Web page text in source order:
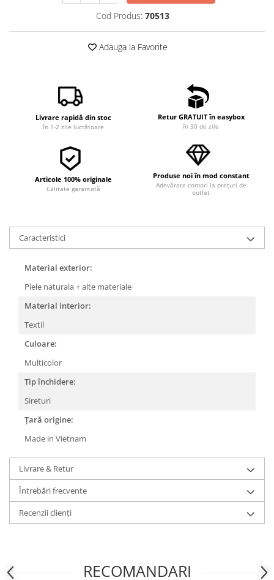
Cod Produs: 70513
Adauga la Favorite
Livrare rapidă din stoc
în 1-2 zile lucrătoare
Retur GRATUIT în easybox
în 30 de zile
Articole 100% originale
Calitate garantată
Produse noi în mod constant
Adevărate comori la prețuri de
outlet
Caracteristici
Material exterior:
Piele naturala + alte materiale
Material interior:
Textil
Culoare:
Multicolor
Tip închidere:
Sireturi
Țară origine:
Made in Vietnam
Livrare & Retur
Întrebări frecvente
Recenzii clienți
RECOMANDARI